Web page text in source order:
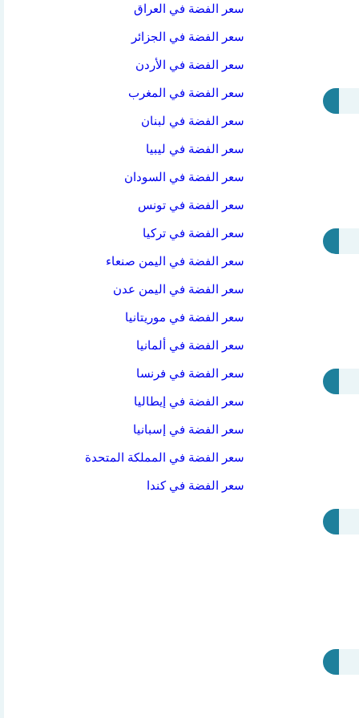
سعر الفضة في العراق
سعر الفضة في الجزائر
سعر الفضة في الأردن
سعر الفضة في المغرب
سعر الفضة في لبنان
سعر الفضة في ليبيا
سعر الفضة في السودان
سعر الفضة في تونس
سعر الفضة في تركيا
سعر الفضة في اليمن صنعاء
سعر الفضة في اليمن عدن
سعر الفضة في موريتانيا
سعر الفضة في ألمانيا
سعر الفضة في فرنسا
سعر الفضة في إيطاليا
سعر الفضة في إسبانيا
سعر الفضة في المملكة المتحدة
سعر الفضة في كندا